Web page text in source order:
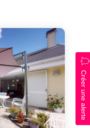
Créer une alerte